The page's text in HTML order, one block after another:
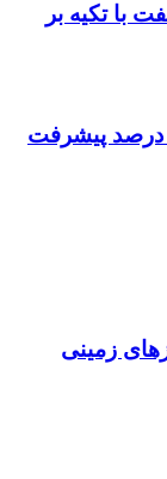
با تکیه بر
بازوند: ایستگاه راه‌آهن سبزوار ۴۷ درصد پیشرفت
مرزهای زمینی